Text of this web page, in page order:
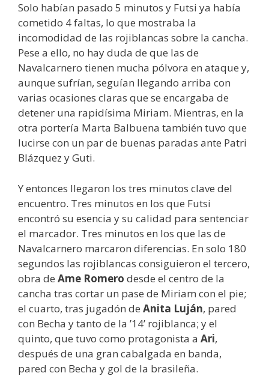
Solo habían pasado 5 minutos y Futsi ya había
cometido 4 faltas, lo que mostraba la
incomodidad de las rojiblancas sobre la cancha.
Pese a ello, no hay duda de que las de
Navalcarnero tienen mucha pólvora en ataque y,
aunque sufrían, seguían llegando arriba con
varias ocasiones claras que se encargaba de
detener una rapidísima Miriam. Mientras, en la
otra portería Marta Balbuena también tuvo que
lucirse con un par de buenas paradas ante Patri
Blázquez y Guti.
Y entonces llegaron los tres minutos clave del
encuentro. Tres minutos en los que Futsi
encontró su esencia y su calidad para sentenciar
el marcador. Tres minutos en los que las de
Navalcarnero marcaron diferencias. En solo 180
segundos las rojiblancas consiguieron el tercero,
obra de Ame Romero desde el centro de la
cancha tras cortar un pase de Miriam con el pie;
el cuarto, tras jugadón de Anita Luján, pared
con Becha y tanto de la ’14’ rojiblanca; y el
quinto, que tuvo como protagonista a Ari,
después de una gran cabalgada en banda,
pared con Becha y gol de la brasileña.